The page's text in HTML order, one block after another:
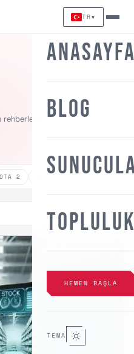
TR▼
Blog
Topluluk
HEMEN BAŞLA
TEMA
rehberlere, haberlere ve
2
⌕